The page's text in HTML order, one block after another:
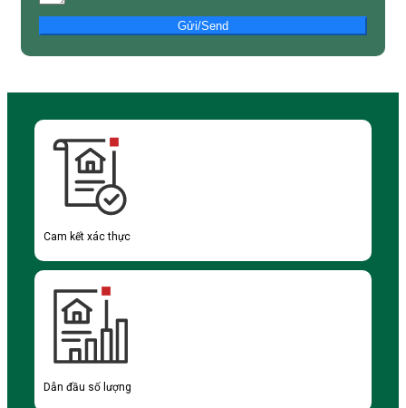
Gửi/Send
Cam kết xác thực
Dẫn đầu số lượng